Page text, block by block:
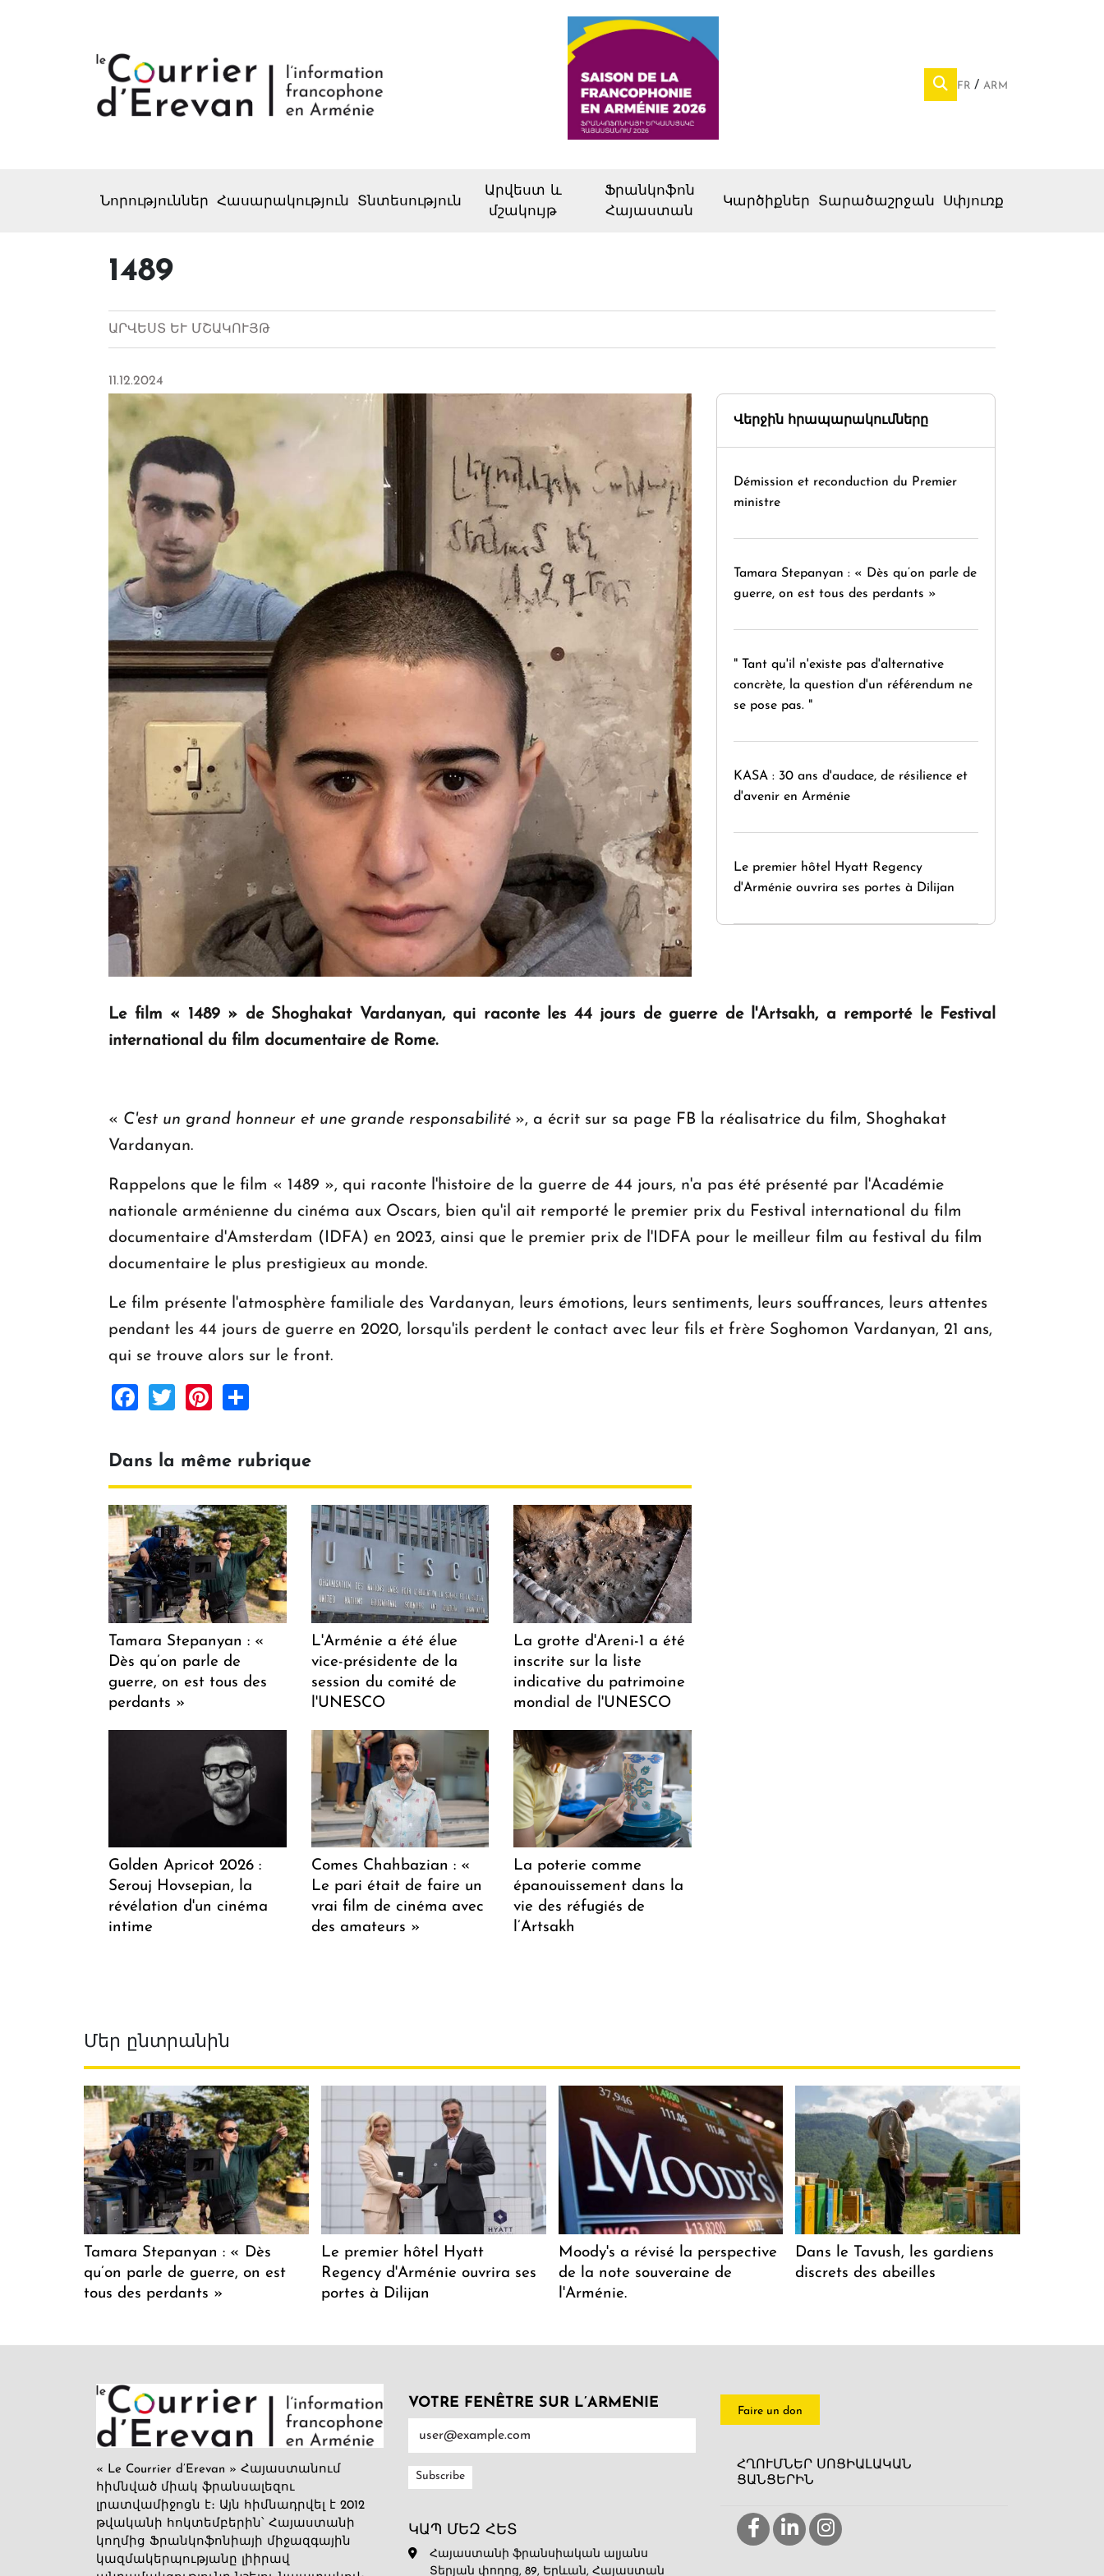
FR ARM
Նորություններ Հասարակություն Տնտեսություն
Արվեստ և
մշակույթ
Ֆրանկոֆոն
Հայաստան
Կարծիքներ Տարածաշրջան Սփյուռք
1489
ԱՐՎԵՍՏ ԵՒ ՄՇԱԿՈՒՅԹ
11.12.2024
Վերջին հրապարակումները
Démission et reconduction du Premier
ministre
Tamara Stepanyan : « Dès qu’on parle de
guerre, on est tous des perdants »
" Tant qu'il n'existe pas d'alternative
concrète, la question d'un référendum ne
se pose pas. "
KASA : 30 ans d'audace, de résilience et
d'avenir en Arménie
Le premier hôtel Hyatt Regency
d'Arménie ouvrira ses portes à Dilijan
Le film « 1489 » de Shoghakat Vardanyan, qui raconte les 44 jours de guerre de l'Artsakh, a remporté le Festival
international du film documentaire de Rome.
« C'est un grand honneur et une grande responsabilité », a écrit sur sa page FB la réalisatrice du film, Shoghakat
Vardanyan.
Rappelons que le film « 1489 », qui raconte l'histoire de la guerre de 44 jours, n'a pas été présenté par l'Académie
nationale arménienne du cinéma aux Oscars, bien qu'il ait remporté le premier prix du Festival international du film
documentaire d'Amsterdam (IDFA) en 2023, ainsi que le premier prix de l'IDFA pour le meilleur film au festival du film
documentaire le plus prestigieux au monde.
Le film présente l'atmosphère familiale des Vardanyan, leurs émotions, leurs sentiments, leurs souffrances, leurs attentes
pendant les 44 jours de guerre en 2020, lorsqu'ils perdent le contact avec leur fils et frère Soghomon Vardanyan, 21 ans,
qui se trouve alors sur le front.
Facebook
TwitterPinterest
Dans la même rubrique
Tamara Stepanyan : «
Dès qu’on parle de
guerre, on est tous des
perdants »
L'Arménie a été élue
vice-présidente de la
session du comité de
l'UNESCO
La grotte d'Areni-1 a été
inscrite sur la liste
indicative du patrimoine
mondial de l'UNESCO
Golden Apricot 2026 :
Serouj Hovsepian, la
révélation d'un cinéma
intime
Comes Chahbazian : «
Le pari était de faire un
vrai film de cinéma avec
des amateurs »
La poterie comme
épanouissement dans la
vie des réfugiés de
l’Artsakh
Մեր ընտրանին
Tamara Stepanyan : « Dès
qu’on parle de guerre, on est
tous des perdants »
Le premier hôtel Hyatt
Regency d'Arménie ouvrira ses
portes à Dilijan
Moody's a révisé la perspective
de la note souveraine de
l'Arménie.
Dans le Tavush, les gardiens
discrets des abeilles
« Le Courrier d’Erevan » Հայաստանում
հիմնված միակ ֆրանսալեզու
լրատվամիջոցն է։ Այն հիմնադրվել է 2012
թվականի հոկտեմբերին՝ Հայաստանի
կողմից Ֆրանկոֆոնիայի միջազգային
կազմակերպությանը լիիրավ
VOTRE FENÊTRE SUR L’ARMENIE
ԿԱՊ ՄԵԶ ՀԵՏ
Հայաստանի ֆրանսիական ալյանս
Տերյան փողոց, 89, Երևան, Հայաստան
Faire un don
ՀՂՈՒՄՆԵՐ ՍՈՑԻԱԼԱԿԱՆ
ՑԱՆՑԵՐԻՆ